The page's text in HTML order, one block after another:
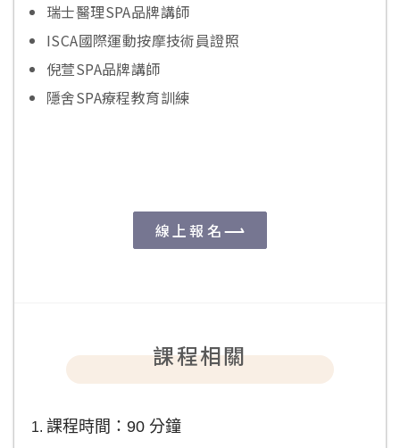
瑞士醫理SPA品牌講師
ISCA國際運動按摩技術員證照
倪萱SPA品牌講師
隱舍SPA療程教育訓練
線上報名
課程相關
課程時間：90 分鐘